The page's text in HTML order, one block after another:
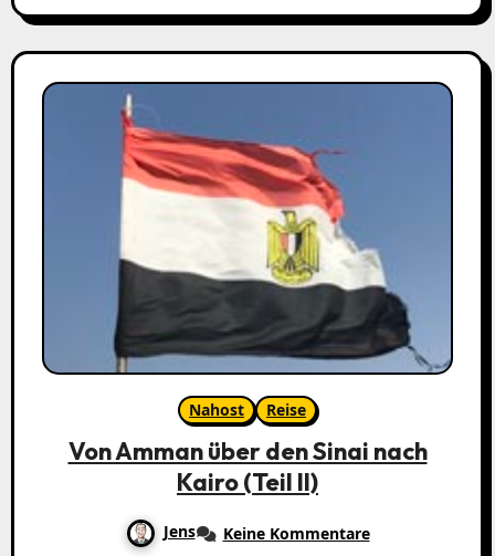
Nahost Reise
Von Amman über den Sinai nach
Kairo (Teil II)
Jens Keine Kommentare